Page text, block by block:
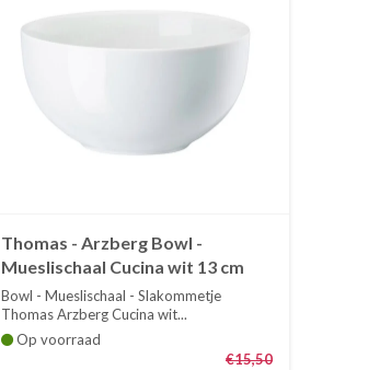
Thomas - Arzberg Bowl -
Mueslischaal Cucina wit 13 cm
Bowl - Mueslischaal - Slakommetje
Thomas Arzberg Cucina wit...
Op voorraad
€15,50